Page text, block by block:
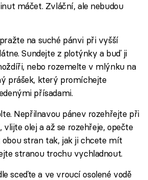
máčet. Zvláční, ale nebudou
na suché pánvi při vyšší
Sundejte z plotýnky a buď ji
nebo rozemelte v mlýnku na
prášek, který promíchejte
přísadami.
Nepřilnavou pánev rozehřejte při
vlijte olej a až se rozehřeje, opečte
stran tak, jak ji chcete mít
stranou trochu vychladnout.
sceďte a ve vroucí osolené vodě